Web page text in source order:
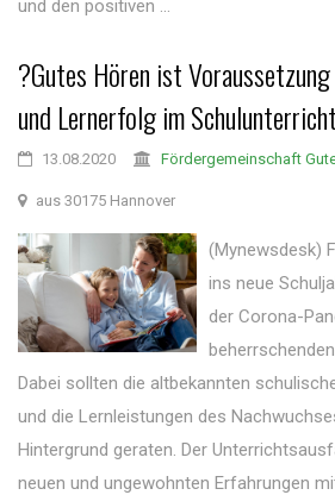
und den positiven ...
?Gutes Hören ist
und Lernerfolg im Schulunterricht
13.08.2020 Fördergemeinschaft
aus 30175 Hannover
(Mynewsdesk)
ins neue
der Corona-
Dabei sollten die altbekannten
und die Lernleistungen des
Hintergrund geraten. Der
neuen und ungewohnten Erfahrungen